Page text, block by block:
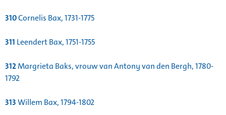
310Cornelis Bax, 1731-1775
311 Leendert Bax, 1751-1755
312Margrieta Baks, vrouw van Antony van den Bergh, 1780-
1792
313Willem Bax, 1794-1802